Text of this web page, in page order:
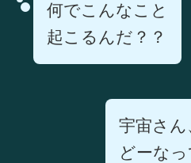
何でこんなこと
起こるんだ？？
宇宙さん
どーな